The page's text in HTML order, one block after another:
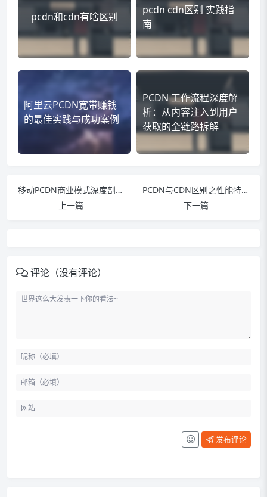
pcdn和cdn有啥区别
pcdn cdn区别 实践指
南
阿里云PCDN宽带赚钱
的最佳实践与成功案例
PCDN 工作流程深度解
析：从内容注入到用户
获取的全链路拆解
移动PCDN商业模式深度剖析：运营商合作模式与盈利机制创新
上一篇
PCDN与CDN区别之性能特征对比：两种技术的服务质量差异
下一篇
评论（没有评论）
发布评论